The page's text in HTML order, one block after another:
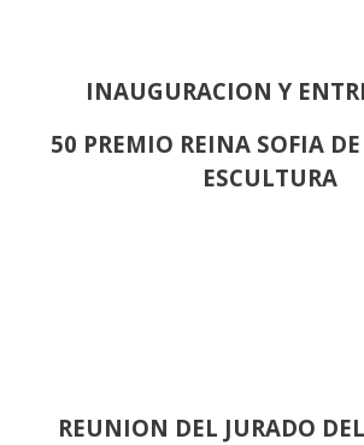
INAUGURACION Y
50 PREMIO REINA SOFIA
ESCULTURA
REUNION DEL JURADO